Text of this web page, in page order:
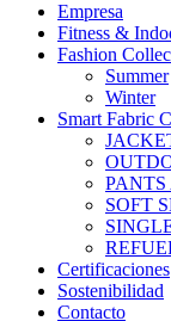
Empresa
Fitness &
Fashion
Summer
Winter
Smart Fabric
SOFT
Certificaciones
Sostenibilidad
Contacto